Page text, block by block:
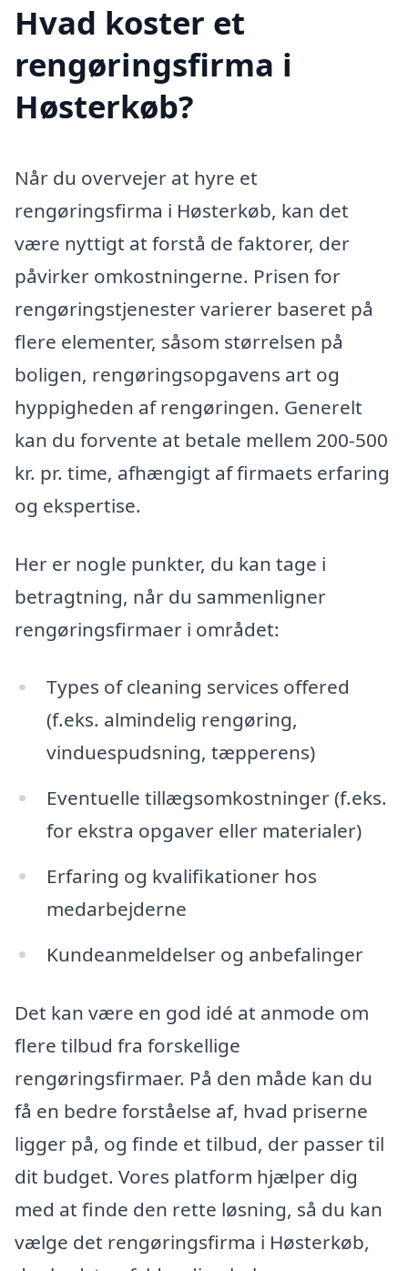
Hvad koster et
rengøringsfirma i
Høsterkøb?
Når du overvejer at hyre et
rengøringsfirma i Høsterkøb, kan det
være nyttigt at forstå de faktorer, der
påvirker omkostningerne. Prisen for
rengøringstjenester varierer baseret på
flere elementer, såsom størrelsen på
boligen, rengøringsopgavens art og
hyppigheden af rengøringen. Generelt
kan du forvente at betale mellem 200-500
kr. pr. time, afhængigt af firmaets erfaring
og ekspertise.
Her er nogle punkter, du kan tage i
betragtning, når du sammenligner
rengøringsfirmaer i området:
Types of cleaning services offered
(f.eks. almindelig rengøring,
vinduespudsning, tæpperens)
Eventuelle tillægsomkostninger (f.eks.
for ekstra opgaver eller materialer)
Erfaring og kvalifikationer hos
medarbejderne
Kundeanmeldelser og anbefalinger
Det kan være en god idé at anmode om
flere tilbud fra forskellige
rengøringsfirmaer. På den måde kan du
få en bedre forståelse af, hvad priserne
ligger på, og finde et tilbud, der passer til
dit budget. Vores platform hjælper dig
med at finde den rette løsning, så du kan
vælge det rengøringsfirma i Høsterkøb,